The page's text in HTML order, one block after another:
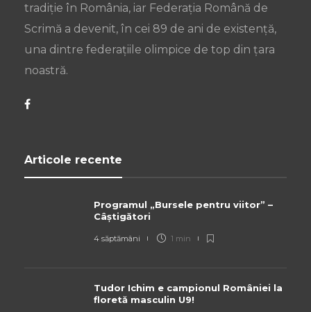
tradiție în România, iar Federația Română de
Scrimă a devenit, în cei 89 de ani de existență,
una dintre federațiile olimpice de top din țara
noastră.
Articole recente
Programul „Bursele pentru viitor” –
Câștigători
4 săptămâni 1 min
Tudor Ichim e campionul României la
floretă masculin U9!